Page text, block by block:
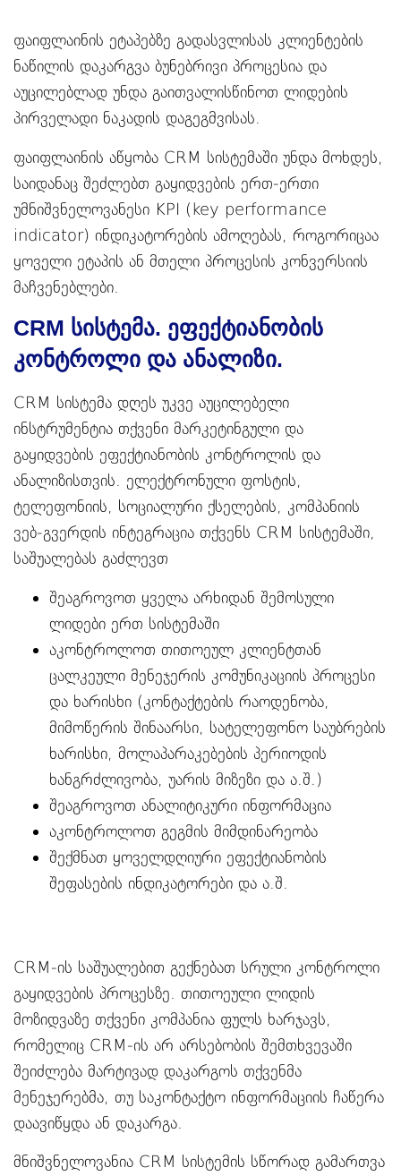
ფაიფლაინის ეტაპებზე გადასვლისას კლიენტების
ნაწილის დაკარგვა ბუნებრივი პროცესია და
აუცილებლად უნდა გაითვალისწინოთ ლიდების
პირველადი ნაკადის დაგეგმვისას.
ფაიფლაინის აწყობა CRM სისტემაში უნდა მოხდეს,
საიდანაც შეძლებთ გაყიდვების ერთ-ერთი
უმნიშვნელოვანესი KPI (key performance
indicator) ინდიკატორების ამოღებას, როგორიცაა
ყოველი ეტაპის ან მთელი პროცესის კონვერსიის
მაჩვენებლები.
CRM სისტემა. ეფექტიანობის
კონტროლი და ანალიზი.
CRM სისტემა დღეს უკვე აუცილებელი
ინსტრუმენტია თქვენი მარკეტინგული და
გაყიდვების ეფექტიანობის კონტროლის და
ანალიზისთვის. ელექტრონული ფოსტის,
ტელეფონიის, სოციალური ქსელების, კომპანიის
ვებ-გვერდის ინტეგრაცია თქვენს CRM სისტემაში,
საშუალებას გაძლევთ
შეაგროვოთ ყველა არხიდან შემოსული
ლიდები ერთ სისტემაში
აკონტროლოთ თითოეულ კლიენტთან
ცალკეული მენეჯერის კომუნიკაციის პროცესი
და ხარისხი (კონტაქტების რაოდენობა,
მიმოწერის შინაარსი, სატელეფონო საუბრების
ხარისხი, მოლაპარაკებების პერიოდის
ხანგრძლივობა, უარის მიზეზი და ა.შ.)
შეაგროვოთ ანალიტიკური ინფორმაცია
აკონტროლოთ გეგმის მიმდინარეობა
შექმნათ ყოველდღიური ეფექტიანობის
შეფასების ინდიკატორები და ა.შ.
CRM-ის საშუალებით გექნებათ სრული კონტროლი
გაყიდვების პროცესზე. თითოეული ლიდის
მოზიდვაზე თქვენი კომპანია ფულს ხარჯავს,
რომელიც CRM-ის არ არსებობის შემთხვევაში
შეიძლება მარტივად დაკარგოს თქვენმა
მენეჯერებმა, თუ საკონტაქტო ინფორმაციის ჩაწერა
დაავიწყდა ან დაკარგა.
მნიშვნელოვანია CRM სისტემის სწორად გამართვა